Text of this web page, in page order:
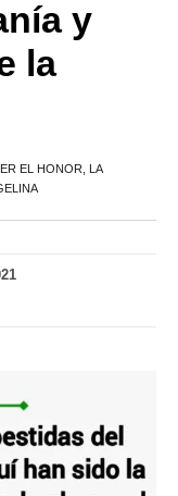
y
la
EL HONOR, LA